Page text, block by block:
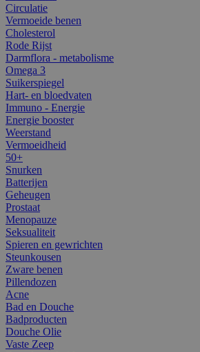
Circulatie
Vermoeide benen
Cholesterol
Rode Rijst
Darmflora - metabolisme
Omega 3
Suikerspiegel
Hart- en bloedvaten
Immuno - Energie
Energie booster
Weerstand
Vermoeidheid
50+
Snurken
Batterijen
Geheugen
Prostaat
Menopauze
Seksualiteit
Spieren en gewrichten
Steunkousen
Zware benen
Pillendozen
Acne
Bad en Douche
Badproducten
Douche Olie
Vaste Zeep